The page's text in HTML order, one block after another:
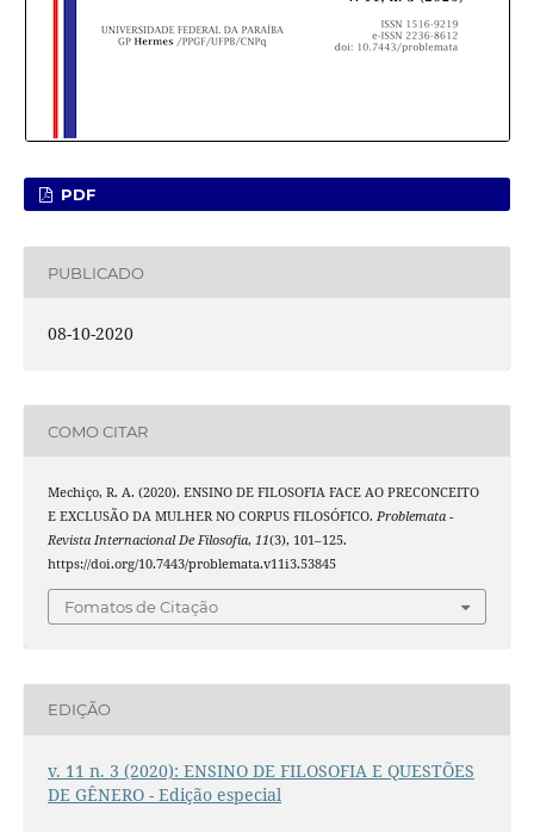
PDF
PUBLICADO
08-10-2020
COMO CITAR
Mechiço, R. A. (2020). ENSINO DE FILOSOFIA FACE AO PRECONCEITO
E EXCLUSÃO DA MULHER NO CORPUS FILOSÓFICO. Problemata -
Revista Internacional De Filosofia, 11(3), 101–125.
https://doi.org/10.7443/problemata.v11i3.53845
Fomatos de Citação
EDIÇÃO
v. 11 n. 3 (2020): ENSINO DE FILOSOFIA E QUESTÕES
DE GÊNERO - Edição especial